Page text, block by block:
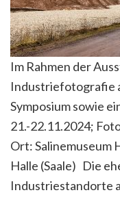
Im Rahmen der
Industriefotografie
Symposium sowie
21.-22.11.2024;
Ort: Salinemuseum
Halle (Saale) Die
Industriestandorte